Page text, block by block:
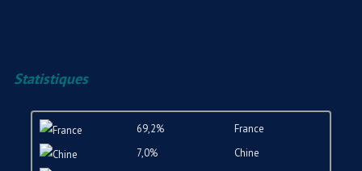
Statistiques
69,2%
France
7,0%
Chine